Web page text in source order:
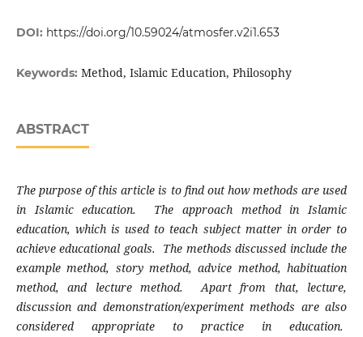
DOI: https://doi.org/10.59024/atmosfer.v2i1.653
Keywords: Method, Islamic Education, Philosophy
ABSTRACT
The purpose of this article is to find out how methods are used
in Islamic education. The approach method in Islamic
education, which is used to teach subject matter in order to
achieve educational goals. The methods discussed include the
example method, story method, advice method, habituation
method, and lecture method. Apart from that, lecture,
discussion and demonstration/experiment methods are also
considered appropriate to practice in education.